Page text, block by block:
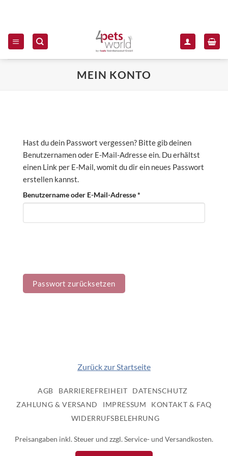
MEIN KONTO
Hast du dein Passwort vergessen? Bitte gib deinen
Benutzernamen oder E-Mail-Adresse ein. Du erhältst
einen Link per E-Mail, womit du dir ein neues Passwort
erstellen kannst.
Benutzername oder E-Mail-Adresse*
Passwort zurücksetzen
Zurück zur Startseite
AGB BARRIEREFREIHEIT
DATENSCHUTZ
ZAHLUNG & VERSAND
IMPRESSUM
KONTAKT & FAQ
WIDERRUFSBELEHRUNG
Preisangaben inkl. Steuer und zzgl. Service- und Versandkosten.